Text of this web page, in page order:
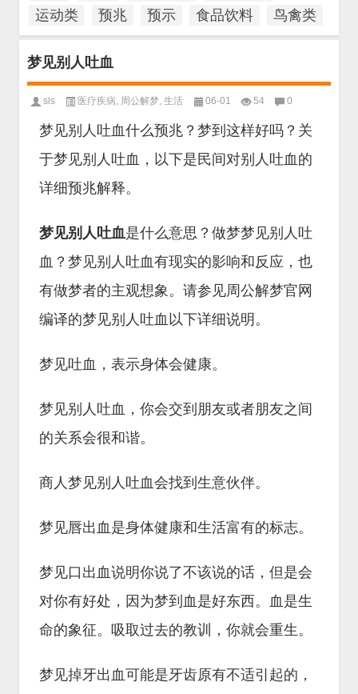
运动类
预兆 预示 食品饮料 鸟禽类
梦见别人吐血
sls 医疗疾病, 周公解梦, 生活 06-01 54 0
梦见别人吐血什么预兆？梦到这样好吗？关
于梦见别人吐血，以下是民间对别人吐血的
详细预兆解释。
梦见别人吐血是什么意思？做梦梦见别人吐
血？梦见别人吐血有现实的影响和反应，也
有做梦者的主观想象。请参见周公解梦官网
编译的梦见别人吐血以下详细说明。
梦见吐血，表示身体会健康。
梦见别人吐血，你会交到朋友或者朋友之间
的关系会很和谐。
商人梦见别人吐血会找到生意伙伴。
梦见唇出血是身体健康和生活富有的标志。
梦见口出血说明你说了不该说的话，但是会
对你有好处，因为梦到血是好东西。血是生
命的象征。吸取过去的教训，你就会重生。
梦见掉牙出血可能是牙齿原有不适引起的，